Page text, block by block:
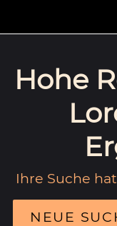
Hohe
Ihre Suche
NEUE